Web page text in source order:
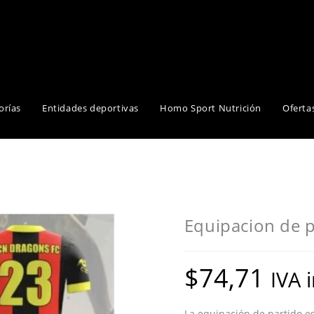
Entidades deportivas Homo Sport Nutrición
Equipacion de
$74,71 IVA